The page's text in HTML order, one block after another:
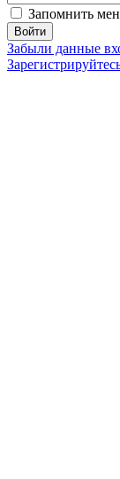
Запомнить
Забыли данные